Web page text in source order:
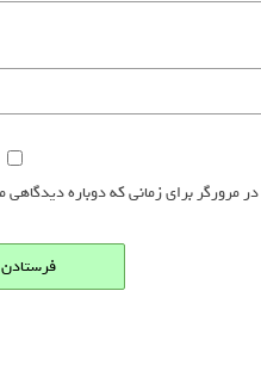
مرورگر برای زمانی که دوباره